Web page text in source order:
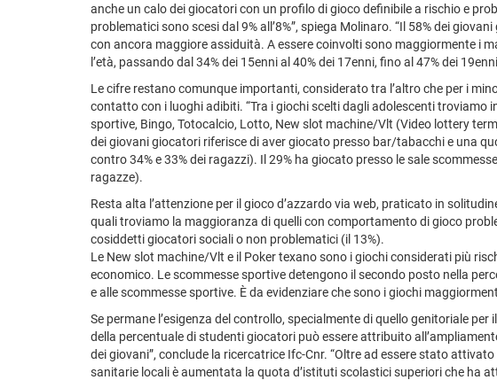
anche un calo dei giocatori con un profilo di gioco definibile a rischio e
problematici sono scesi dal 9% all’8%”, spiega Molinaro. “Il 58% dei
con ancora maggiore assiduità. A essere coinvolti sono maggiormente i
l’età, passando dal 34% dei 15enni al 40% dei 17enni, fino al 47% dei
Le cifre restano comunque importanti, considerato tra l’altro che per i
contatto con i luoghi adibiti. “Tra i giochi scelti dagli adolescenti troviamo
sportive, Bingo, Totocalcio, Lotto, New slot machine/Vlt (Video lottery
dei giovani giocatori riferisce di aver giocato presso bar/tabacchi e una
contro 34% e 33% dei ragazzi). Il 29% ha giocato presso le sale
ragazze).
Resta alta l’attenzione per il gioco d’azzardo via web, praticato in
quali troviamo la maggioranza di quelli con comportamento di gioco
cosiddetti giocatori sociali o non problematici (il 13%).
Le New slot machine/Vlt e il Poker texano sono i giochi considerati più
economico. Le scommesse sportive detengono il secondo posto nella
e alle scommesse sportive. È da evidenziare che sono i giochi
Se permane l’esigenza del controllo, specialmente di quello genitoriale
della percentuale di studenti giocatori può essere attribuito
dei giovani”, conclude la ricercatrice Ifc-Cnr. “Oltre ad essere stato
sanitarie locali è aumentata la quota d’istituti scolastici superiori che ha